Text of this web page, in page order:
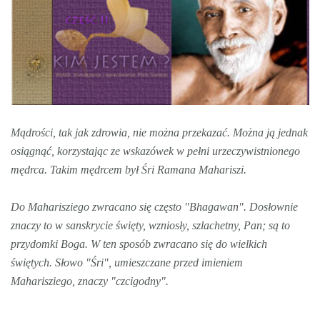
Mądrości, tak jak zdrowia, nie można przekazać. Można ją jednak
osiągnąć, korzystając ze wskazówek w pełni urzeczywistnionego
mędrca. Takim mędrcem był Śri Ramana Mahariszi.
Do Maharisziego zwracano się często "Bhagawan". Dosłownie
znaczy to w sanskrycie święty, wzniosły, szlachetny, Pan; są to
przydomki Boga. W ten sposób zwracano się do wielkich
świętych. Słowo "Śri", umieszczane przed imieniem
Maharisziego, znaczy "czcigodny".